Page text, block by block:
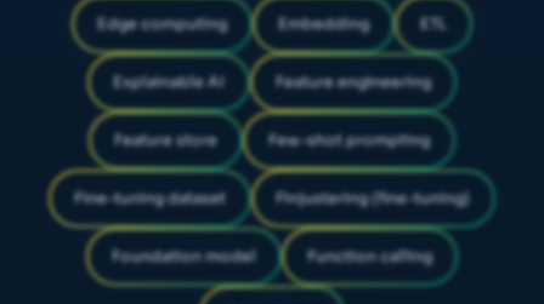
Edge computing Embedding ETL
Explainable AI Feature engineering
Feature store Few-shot prompting
Fine-tuning dataset Finjustering (fine-tuning)
Foundation model Function calling